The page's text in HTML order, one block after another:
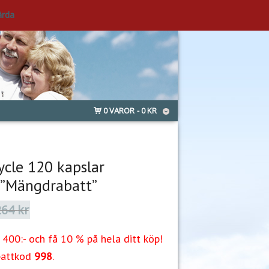
0 VAROR 0 KR
120 kapslar
krDet
ursprungliga
var:
264 kr.
Det
nuvarande
är:
229 kr.
och få 10 % på hela ditt köp!
998.